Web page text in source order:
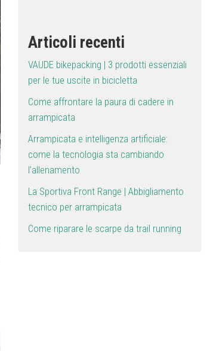
Articoli recenti
VAUDE bikepacking | 3 prodotti essenziali
per le tue uscite in bicicletta
Come affrontare la paura di cadere in
arrampicata
Arrampicata e intelligenza artificiale:
come la tecnologia sta cambiando
l’allenamento
La Sportiva Front Range | Abbigliamento
tecnico per arrampicata
Come riparare le scarpe da trail running